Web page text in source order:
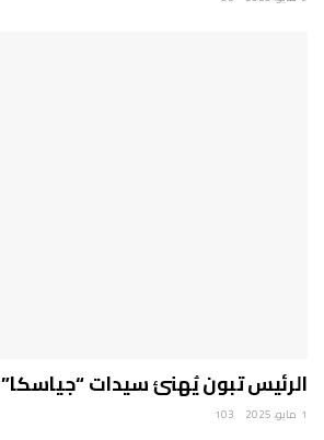
الرئيس تبون يُهنئ سيدات “جياسكا”
1 مايو، 2025 103